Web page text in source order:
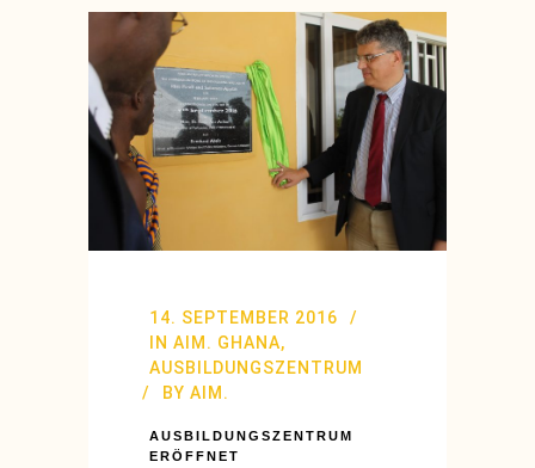
14. SEPTEMBER 2016
IN AIM. GHANA,
AUSBILDUNGSZENTRUM
BY AIM.
AUSBILDUNGSZENTRUM
ERÖFFNET